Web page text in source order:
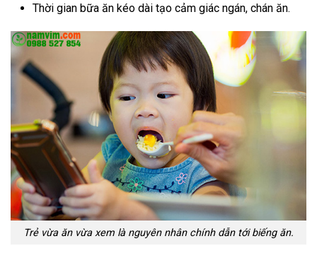
Thời gian bữa ăn kéo dài tạo cảm giác ngán, chán ăn.
Trẻ vừa ăn vừa xem là nguyên nhân chính dẫn tới biếng ăn.